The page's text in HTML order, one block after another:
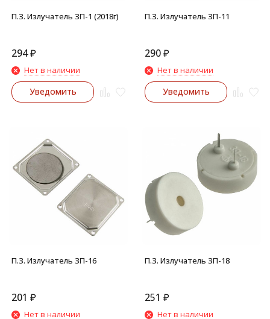
П.З. Излучатель ЗП-1 (2018г)
294₽
Нет в наличии
Уведомить
П.З. Излучатель ЗП-11
290₽
Нет в наличии
Уведомить
П.З. Излучатель ЗП-16
201 ₽
Нет в наличии
П.З. Излучатель ЗП-18
251 ₽
Нет в наличии